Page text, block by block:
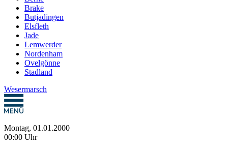
Brake
Butjadingen
Elsfleth
Jade
Lemwerder
Nordenham
Ovelgönne
Stadland
Wesermarsch
Montag, 01.01.2000
00:00 Uhr